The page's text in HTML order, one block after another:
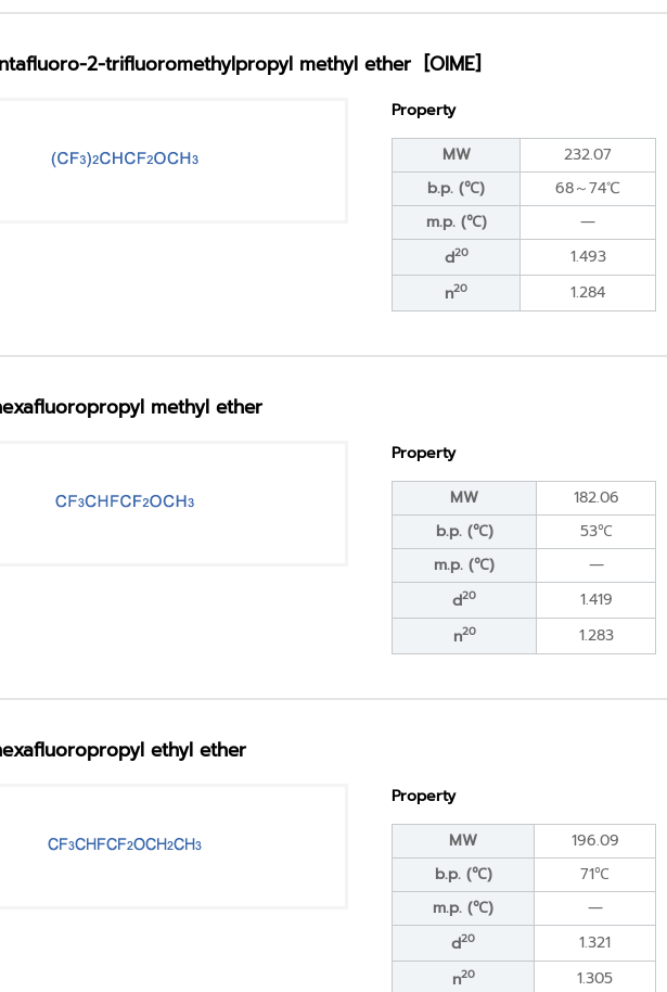
2-trifluoromethylpropyl methyl ether [OIME]
Property
MW
232.07
b.p. (℃)
68～74℃
m.p. (℃)
―
d20
1.493
n20 1.284
methyl ether
Property
MW
182.06
b.p. (℃)
53℃
m.p. (℃)
―
d20
1.419
n20 1.283
ethyl ether
Property
MW
196.09
b.p. (℃)
71℃
m.p. (℃)
―
d20
1.321
n20 1.305